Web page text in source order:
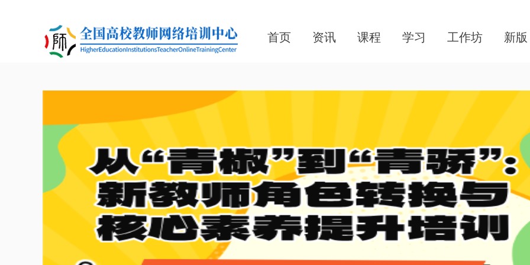
首页 资讯 课程 学习 工作坊 新版
2025年全国教育工作会议召开